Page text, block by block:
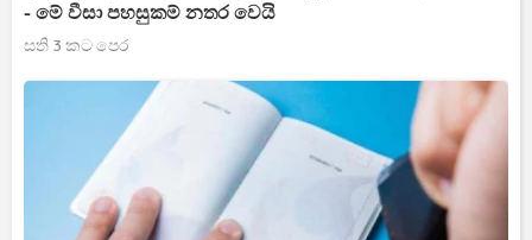
- මේ වීසා පහසුකම් නතර වෙයි
සති 3 කට පෙර